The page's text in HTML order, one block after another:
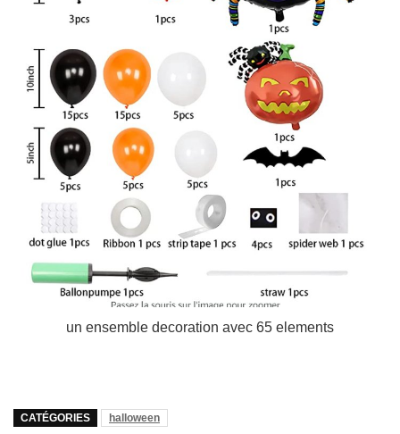
un ensemble decoration avec 65 elements
CATÉGORIES halloween